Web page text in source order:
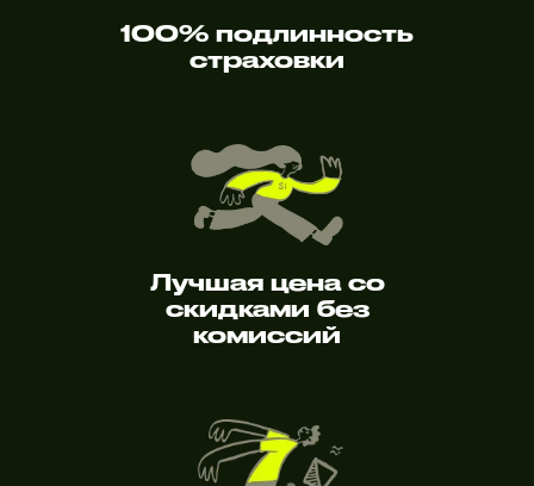
100% подлинность
страховки
Лучшая цена со
скидками без
комиссий